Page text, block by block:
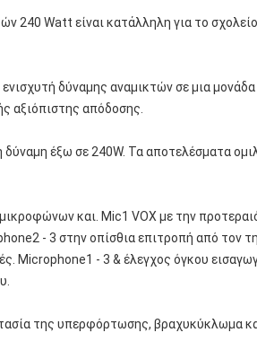
240 Watt είναι κατάλληλη για το
ενισχυτή δύναμης αναμικτών σε μια
αξιόπιστης απόδοσης.
έξω σε 240W. Τα αποτελέσματα
και. Mic1 VOX με την
‐ 3 στην οπίσθια επιτροπή από τον
Microphone1 ‐ 3 & έλεγχος όγκου
της υπερφόρτωσης, βραχυκύκλωμα